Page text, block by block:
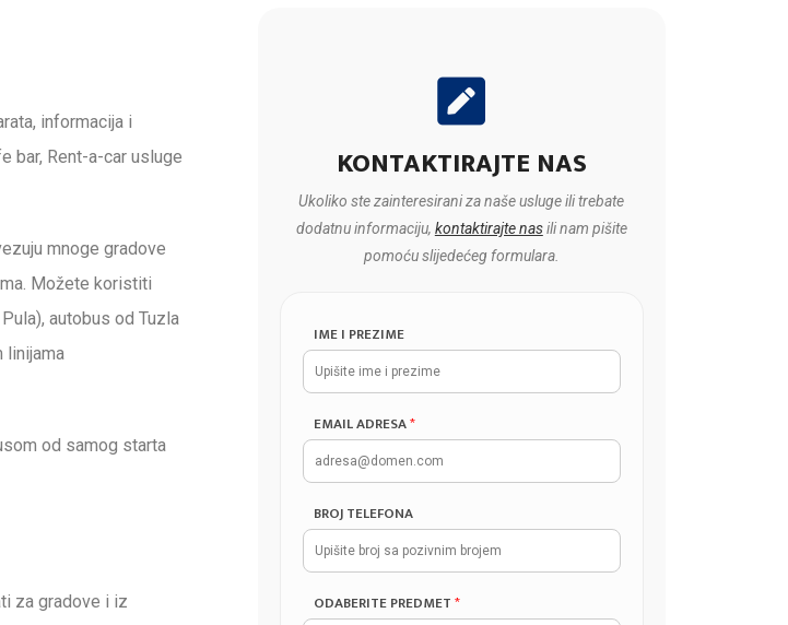
informacija i
bar, Rent-a-car usluge
mnoge gradove
Možete koristiti
autobus od Tuzla
linijama
od samog starta
za gradove i iz
KONTAKTIRAJTE NAS
Ukoliko ste zainteresirani za naše usluge ili trebate
dodatnu informaciju, kontaktirajte nasili nam pišite
pomoću slijedećeg formulara.
IME I PREZIME
EMAIL ADRESA*
BROJ TELEFONA
ODABERITE PREDMET*